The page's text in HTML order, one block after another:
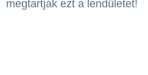
megtartják ezt a lendületet!